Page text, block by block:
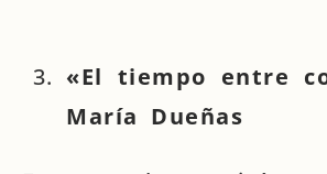
«El tiempo entre
María Dueñas